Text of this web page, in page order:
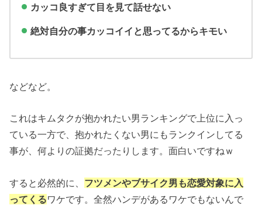
カッコ良すぎて目を見て話せない
絶対自分の事カッコイイと思ってるからキモい
などなど。
これはキムタクが抱かれたい男ランキングで上位に入っ
ている一方で、抱かれたくない男にもランクインしてる
事が、何よりの証拠だったりします。面白いですねｗ
すると必然的に、 フツメンやブサイク男も恋愛対象に入
ってくるワケです。全然ハンデがあるワケでもないんで